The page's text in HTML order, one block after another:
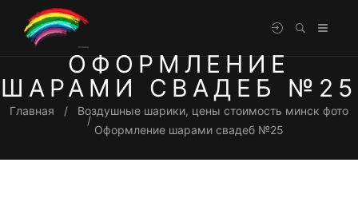
ОФОРМЛЕНИЕ
ШАРАМИ СВАДЕБ №25
Главная
Воздушные шарики, цены стоимость минск фото
Оформление шарами свадеб №25